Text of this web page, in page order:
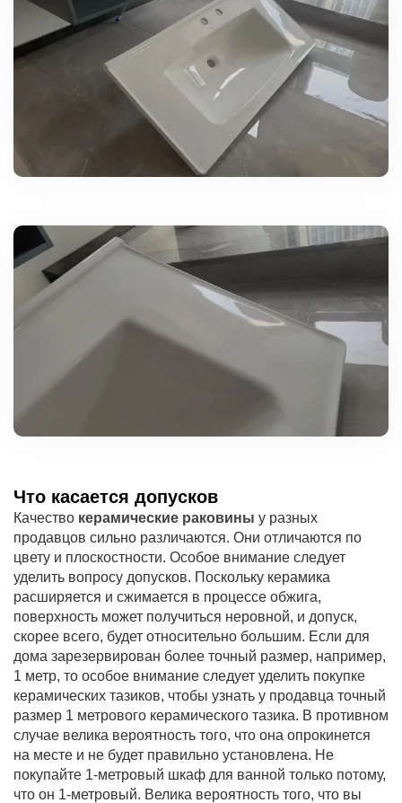
Что касается допусков
Качество керамические раковины у разных
продавцов сильно различаются. Они отличаются по
цвету и плоскостности. Особое внимание следует
уделить вопросу допусков. Поскольку керамика
расширяется и сжимается в процессе обжига,
поверхность может получиться неровной, и допуск,
скорее всего, будет относительно большим. Если для
дома зарезервирован более точный размер, например,
1 метр, то особое внимание следует уделить покупке
керамических тазиков, чтобы узнать у продавца точный
размер 1 метрового керамического тазика. В противном
случае велика вероятность того, что она опрокинется
на месте и не будет правильно установлена. Не
покупайте 1-метровый шкаф для ванной только потому,
что он 1-метровый. Велика вероятность того, что вы